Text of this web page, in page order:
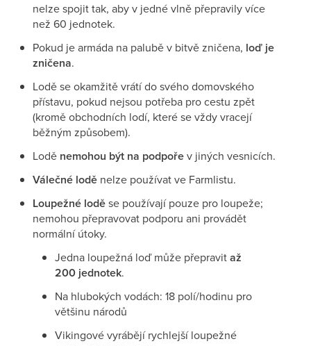
nelze spojit tak, aby v jedné vlně přepravily více
než 60 jednotek.
Pokud je armáda na palubě v bitvě zničena, loď je
zničena.
Lodě se okamžitě vrátí do svého domovského
přístavu, pokud nejsou potřeba pro cestu zpět
(kromě obchodních lodí, které se vždy vracejí
běžným způsobem).
Lodě nemohou být na podpořev jiných vesnicích.
Válečné lodě nelze používat ve Farmlistu.
Loupežné loděse používají pouze pro loupeže;
nemohou přepravovat podporu ani provádět
normální útoky.
Jedna loupežná loď může přepravitaž
200 jednotek.
Na hlubokých vodách: 18 polí/hodinu pro
většinu národů
Vikingové vyrábějí rychlejší loupežné